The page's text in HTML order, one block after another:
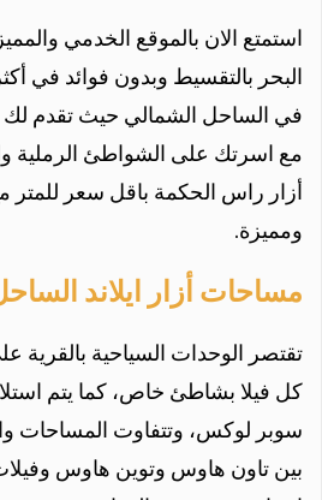
استمتع الان بالموقع الخدمي
البحر بالتقسيط وبدون فوائد في
في الساحل الشمالي حيث تقدم لك
مع اسرتك على الشواطئ الرملية
أزار راس الحكمة باقل سعر للمتر
ومميزة.
مساحات أزار ايلاند
تقتصر الوحدات السياحية بالقرية
كل فيلا بشاطئ خاص، كما يتم
سوبر لوكس، وتتفاوت المساحات
بين تاون هاوس وتوين هاوس